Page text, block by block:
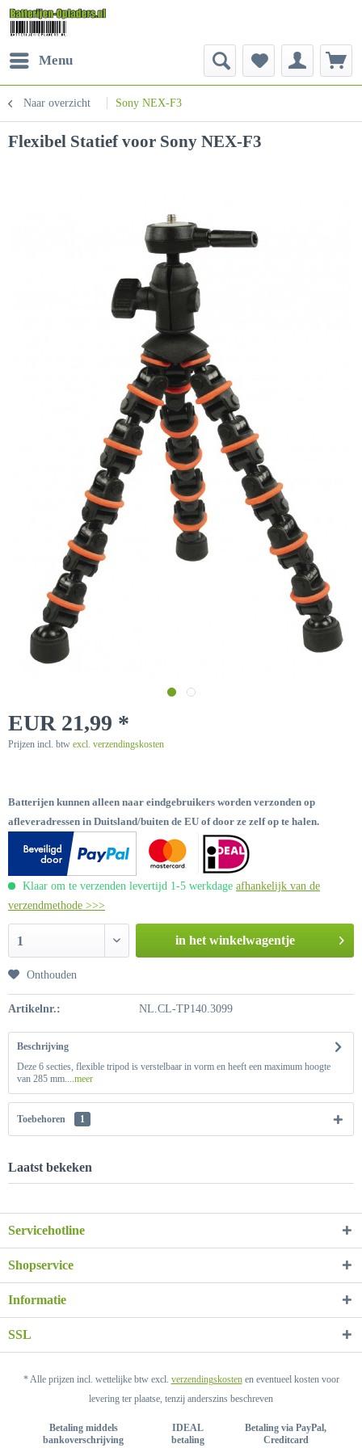
Menu
Naar overzicht Sony NEX-F3
Flexibel Statief voor Sony NEX-F3
EUR 21,99 *
Prijzen incl. btw excl. verzendingskosten
Batterijen kunnen alleen naar eindgebruikers worden verzonden op
afleveradressen in Duitsland/buiten de EU of door ze zelf op te halen.
Klaar om te verzenden levertijd 1-5 werkdage afhankelijk van de
verzendmethode >>>
1 in het winkelwagentje
Onthouden
Artikelnr.: NL.CL-TP140.3099
Beschrijving
Deze 6 secties, flexible tripod is verstelbaar in vorm en heeft een maximum hoogte
van 285 mm....meer
Toebehoren 1
Laatst bekeken
Servicehotline
Shopservice
Informatie
SSL
* Alle prijzen incl. wettelijke btw excl. verzendingskostenen eventueel kosten voor
levering ter plaatse, tenzij anderszins beschreven
Betaling middels
bankoverschrijving
IDEAL
betaling
Betaling via PayPal,
Creditcard